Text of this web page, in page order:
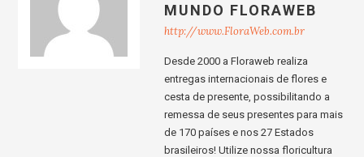
MUNDO FLORAWEB
http://www.FloraWeb.com.br
Desde 2000 a Floraweb realiza
entregas internacionais de flores e
cesta de presente, possibilitando a
remessa de seus presentes para mais
de 170 países e nos 27 Estados
brasileiros! Utilize nossa floricultura